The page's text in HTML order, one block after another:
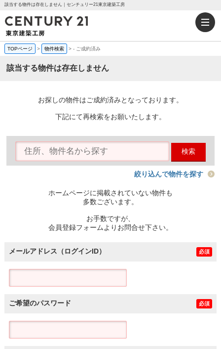
該当する物件は存在しません｜センチュリー21東京建築工房
TOPページ > 物件検索 >- ご成約済み
該当する物件は存在しません
お探しの物件はご成約済みとなっております。
下記にて再検索をお願いたします。
検索
絞り込んで物件を探す
ホームページに掲載されていない物件も
多数ございます。
お手数ですが、
会員登録フォームよりお問合せ下さい。
メールアドレス（ログインID） 必須
ご希望のパスワード 必須